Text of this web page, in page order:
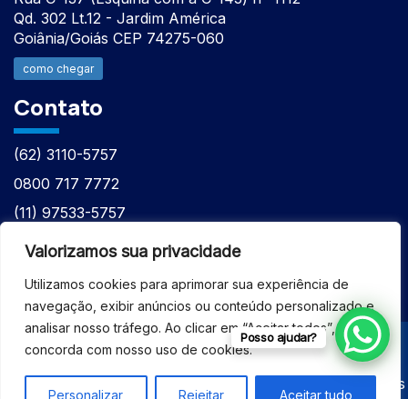
Valorizamos sua privacidade
Utilizamos cookies para aprimorar sua experiência de
navegação, exibir anúncios ou conteúdo personalizado e
analisar nosso tráfego. Ao clicar em “Aceitar todos”, você
concorda com nosso uso de cookies.
Personalizar Rejeitar Aceitar tudo
Qd. 302 Lt.12 - Jardim América
Goiânia/Goiás CEP 74275-060
como chegar
Contato
(62) 3110-5757
0800 717 7772
(11) 97533-5757
(62) 98610-7777
© 2026 - ASSISTÊNCIA TÉCNICA ESPECIALIZADA
EQUIPAMENTOS BRUKER - Todos os direitos reservados
Posso ajudar?